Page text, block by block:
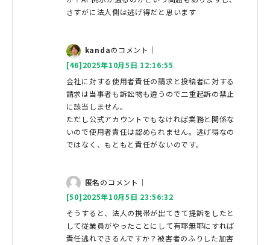
さすがに法人側は逃げ得だと思います
kandaのコメント｜
[46]2025年10月5日 12:16:55
会社に対する使用者責任の請求と投稿者に対する
請求は当事者も訴訟物も違うので二重起訴の禁止
に該当しません。
ただし公式アカウントでもなければ業務と関係な
いので使用者責任は認められません。逃げ得なの
ではなく、もともと責任がないのです。
匿名のコメント｜
[50]2025年10月5日 23:56:32
そうすると、法人の携帯が出てきて提訴をしたと
して従業員がやったことにして有耶無耶にすれば
責任逃れできるんですか？被害者のふりした加害